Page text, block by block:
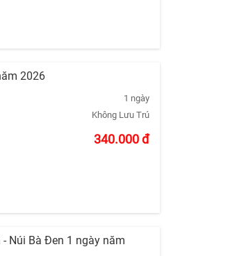
2026
1 ngày
Không Lưu Trú
340.000đ
Núi Bà Đen 1 ngày năm